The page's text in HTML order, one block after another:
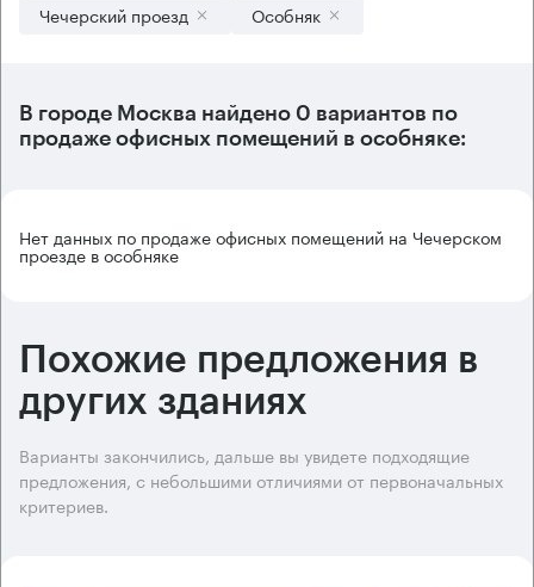
Чечерский проезд Особняк
В городе Москва найдено 0 вариантов по
продаже офисных помещений в особняке:
Нет данных по продаже офисных помещений на Чечерском
проезде в особняке
Похожие предложения в
других зданиях
Варианты закончились, дальше вы увидете подходящие
предложения, с небольшими отличиями от первоначальных
критериев.